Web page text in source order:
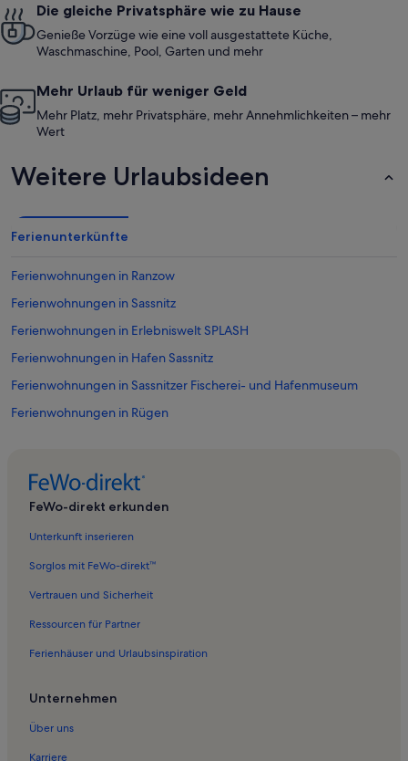
Die gleiche Privatsphäre wie zu Hause
Genieße Vorzüge wie eine voll ausgestattete Küche,
Waschmaschine, Pool, Garten und mehr
Mehr Urlaub für weniger Geld
Mehr Platz, mehr Privatsphäre, mehr Annehmlichkeiten – mehr
Wert
Weitere Urlaubsideen
Ferienunterkünfte
Ferienwohnungen in Ranzow
Ferienwohnungen in Sassnitz
Ferienwohnungen in Erlebniswelt SPLASH
Ferienwohnungen in Hafen Sassnitz
Ferienwohnungen in Sassnitzer Fischerei- und Hafenmuseum
Ferienwohnungen in Rügen
Ferienwohnungen in Nationalpark-Zentrum Königsstuhl
Ferienwohnungen in Neuhof
Ferienwohnungen in Neddesitz
Ferienwohnungen in Lohme
FeWo-direkt erkunden
Unterkunft inserieren
Sorglos mit FeWo-direkt™
Vertrauen und Sicherheit
Ressourcen für Partner
Ferienhäuser und Urlaubsinspiration
Unternehmen
Über uns
Karriere